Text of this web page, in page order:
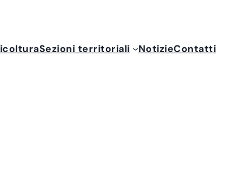
Sezioni territoriali NotizieContatti